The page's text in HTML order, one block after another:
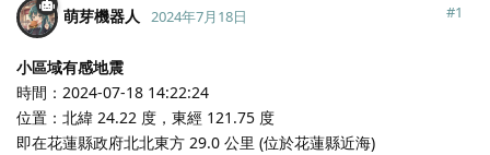
萌芽機器人 2024年7月18日 #1
小區域有感地震
時間：2024-07-18 14:22:24
位置：北緯 24.22 度，東經 121.75 度
即在花蓮縣政府北北東方 29.0 公里 (位於花蓮縣近海)